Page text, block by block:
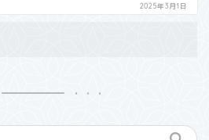
2025年3月1日